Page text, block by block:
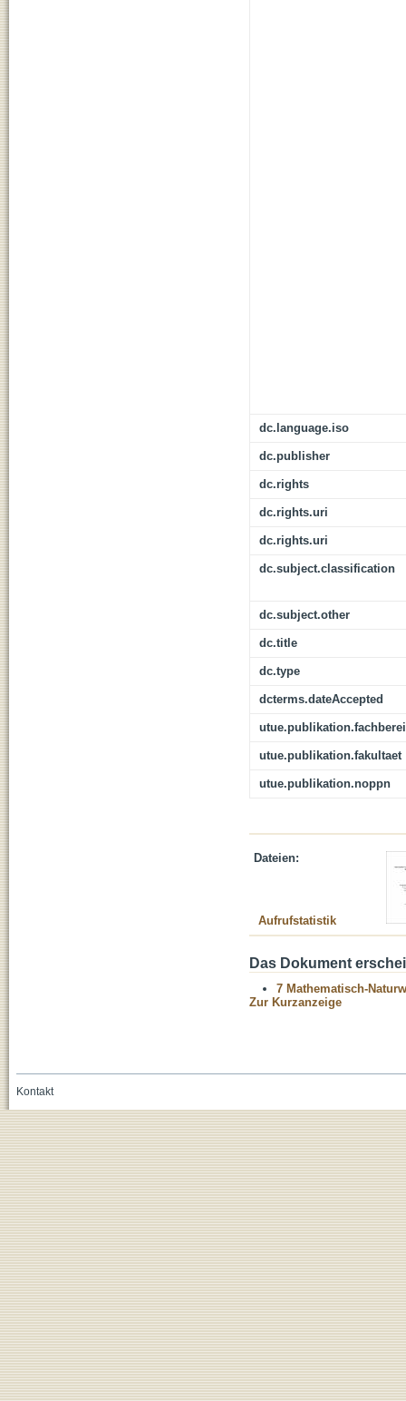
dc.language.iso
dc.publisher
dc.rights
dc.rights.uri
dc.rights.uri
dc.subject.classification
dc.subject.other
dc.title
dc.type
dcterms.dateAccepted
utue.publikation.fakultaet
utue.publikation.noppn
Dateien:
Aufrufstatistik
Das Dokument
7 Mathematisch-
Zur Kurzanzeige
Kontakt